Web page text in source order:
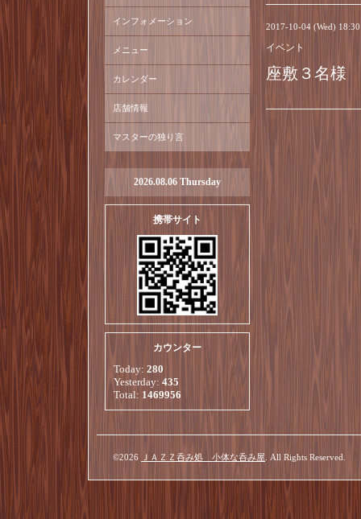
2017-10-04 (Wed)
イベント
座敷３名様
インフォメーション
メニュー
カレンダー
店舗情報
マスターの独り言
2026.08.06 Thursday
携帯サイト
カウンター
Today: 280
Yesterday: 435
Total: 1469956
©2026 ＪＡＺＺ呑み処 小体な呑み屋 . All Rights Reserved.